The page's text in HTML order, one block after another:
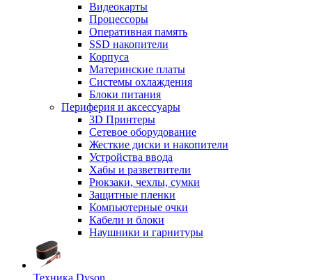
Видеокарты
Процессоры
Оперативная память
SSD накопители
Корпуса
Материнские платы
Системы охлаждения
Блоки питания
Периферия и аксессуары
3D Принтеры
Сетевое оборудование
Жесткие диски и накопители
Устройства ввода
Хабы и разветвители
Рюкзаки, чехлы, сумки
Защитные пленки
Компьютерные очки
Кабели и блоки
Наушники и гарнитуры
Техника Dyson